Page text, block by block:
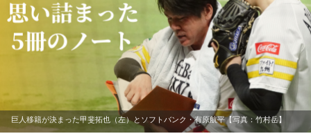
巨人移籍が決まった甲斐拓也（左）とソフトバンク・有原航平【写真：竹村岳】